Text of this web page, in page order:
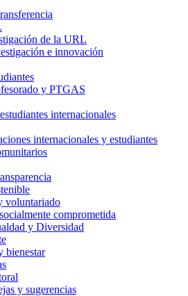
de la URL
e innovación
y PTGAS
internacionales
internacionales y estudiantes
voluntariado
comprometida
y Diversidad
bienestar
y sugerencias